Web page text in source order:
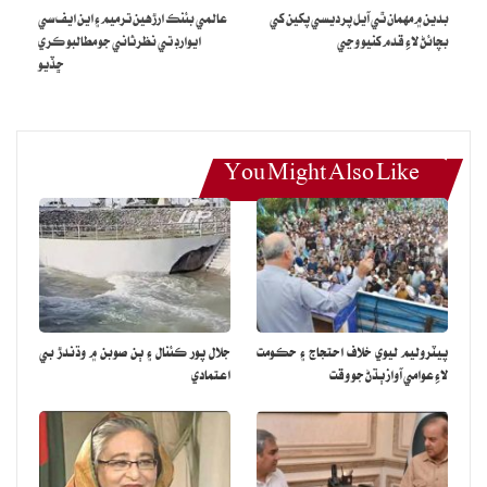
سنجيدگي جو مظاهرو ڪري، جمهوري ڪلچر کي سگهارو ڪرڻ خاطر
سياسي روادري، بردباري، دانشمندي، دورانديشي ۽ ڏاهپ جو ثبوت ڏيندي،
اسٽيبلشمينٽ کي آخر ڇو پنهنجي اقتدار جي ڏاڪڻ بڻائي ۽ عوامي سگهه
تي ڀروسو نه ڪيو آهي⸮
ڇا ملڪ اندر اهڙي صورتحال جي سموري ذميواري صرف سياستدانن جي
مٿان آهي يا اسٽيبلشمينٽ به هن ملڪ جي اندر حڪمراني جي واڳ ڊوڙ ۾
پنهنجو خاصو ڪردار ادا ڪري، هن ملڪ جي نظام حڪومت جي ڀڃ ڊاه ۾
پنهنجي اهڙي ته حڪمت علي اختيار ڪئي آهي جيئن سڄي ڦٽڪار
هن ملڪ اندر سياستدانن پاران ڪوشش ڪري، اقتدار وٺڻ لاءِ اسٽيبلشمنٽ
جي سهاري کي ضروري سمجهو ويو آهي يا اسٽيبلشمينٽ جي اها خواهش
بدين ۾ مهمان ٿي آيل پرديسي پکين کي
بچائڻ لاءِ قدم کنيو وڃي
عالمي بئنڪ ارڙهين ترميم ۽ اين ايف سي
ايوارڊ تي نظرثاني جو مطالبو ڪري
ڇڏيو
You Might Also Like
پيٽروليم ليوي خلاف احتجاج ۽ حڪومت
لاءِ عوامي آواز ٻڌڻ جو وقت
جلال پور ڪئنال ۽ ٻن صوبن ۾ وڌندڙ بي
اعتمادي